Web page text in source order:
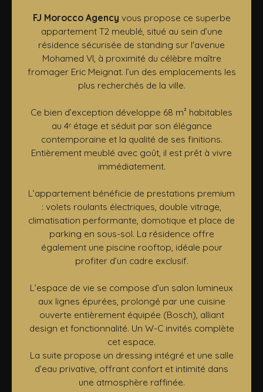
FJ Morocco Agency vous propose ce superbe
appartement T2 meublé, situé au sein d’une
résidence sécurisée de standing sur l'avenue
Mohamed VI, à proximité du célèbre maître
fromager Eric Meignat. l’un des emplacements les
plus recherchés de la ville.
Ce bien d’exception développe 68 m² habitables
au 4ᵉ étage et séduit par son élégance
contemporaine et la qualité de ses finitions.
Entièrement meublé avec goût, il est prêt à vivre
immédiatement.
L’appartement bénéficie de prestations premium
: volets roulants électriques, double vitrage,
climatisation performante, domotique et place de
parking en sous-sol. La résidence offre
également une piscine rooftop, idéale pour
profiter d’un cadre exclusif.
L’espace de vie se compose d’un salon lumineux
aux lignes épurées, prolongé par une cuisine
ouverte entièrement équipée (Bosch), alliant
design et fonctionnalité. Un W-C invités complète
cet espace.
La suite propose un dressing intégré et une salle
d’eau privative, offrant confort et intimité dans
une atmosphère raffinée.